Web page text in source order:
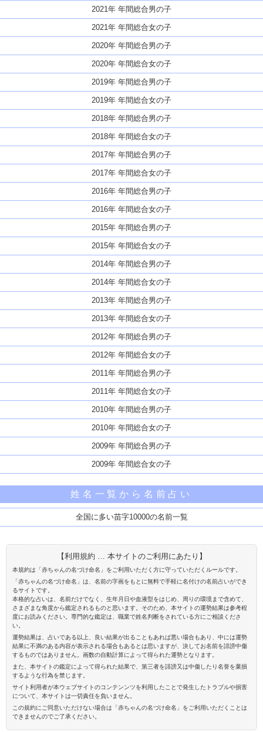
2021年 年間総合男の子
2021年 年間総合女の子
2020年 年間総合男の子
2020年 年間総合女の子
2019年 年間総合男の子
2019年 年間総合女の子
2018年 年間総合男の子
2018年 年間総合女の子
2017年 年間総合男の子
2017年 年間総合女の子
2016年 年間総合男の子
2016年 年間総合女の子
2015年 年間総合男の子
2015年 年間総合女の子
2014年 年間総合男の子
2014年 年間総合女の子
2013年 年間総合男の子
2013年 年間総合女の子
2012年 年間総合男の子
2012年 年間総合女の子
2011年 年間総合男の子
2011年 年間総合女の子
2010年 年間総合男の子
2010年 年間総合女の子
2009年 年間総合男の子
2009年 年間総合女の子
姓名一覧から名前占い
全国に多い苗字10000の名前一覧
【利用規約 … 本サイトのご利用にあたり】
本規約は「赤ちゃんの名づけ命名」をご利用いただく方に守っていただくルールです。
「赤ちゃんの名づけ命名」は、名前の字画をもとに無料で手軽に名付けの名前占いができ
るサイトです。
本格的な占いは、名前だけでなく、生年月日や血液型をはじめ、周りの環境まで含めて、
さまざまな角度から鑑定されるものと思います。そのため、本サイトの運勢結果は参考程
度にお読みください。専門的な鑑定は、職業で姓名判断をされている方にご相談くださ
い。
運勢結果は、占いである以上、良い結果が出ることもあれば悪い場合もあり、中には運勢
結果に不満のある内容が表示される場合もあるとは思いますが、決してお名前を誹謗中傷
するものではありません。画数の自動計算によって得られた運勢となります。
また、本サイトの鑑定によって得られた結果で、第三者を誹謗又は中傷したり名誉を棄損
するような行為を禁じます。
サイト利用者が本ウェブサイトのコンテンンツを利用したことで発生したトラブルや損害
について、本サイトは一切責任を負いません。
この規約にご同意いただけない場合は「赤ちゃんの名づけ命名」をご利用いただくことは
できませんのでご了承ください。